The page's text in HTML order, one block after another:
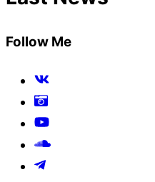
Follow Me